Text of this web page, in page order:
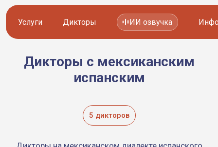
Услуги
Озвучка видео
Работа с текстом
Дикторы
Иностранные дикторы
Актеры озвучки
ИИ озвучка
Дикторы с мексиканским
испанским
5 дикторов